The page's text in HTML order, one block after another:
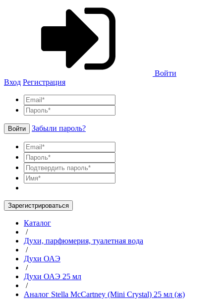
Войти
Вход Регистрация
Войти Забыли пароль?
Зарегистрироваться
Каталог
/
Духи, парфюмерия, туалетная вода
/
Духи ОАЭ
/
Духи ОАЭ 25 мл
/
Аналог Stella McCartney (Mini Crystal) 25 мл (ж)